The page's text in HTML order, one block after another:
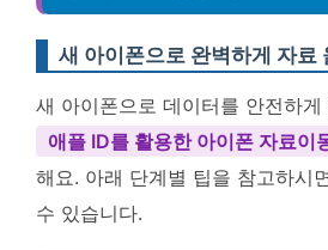
새 아이폰으로 완벽하게 자료
새 아이폰으로 데이터를 안전하
애플 ID를 활용한 아이폰 자료이
해요. 아래 단계별 팁을 참고하시
수 있습니다.